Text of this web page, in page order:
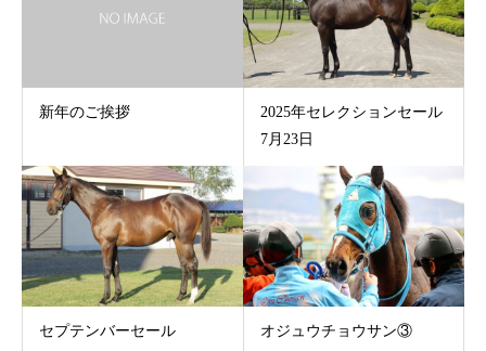
新年のご挨拶
2025年セレクションセール
7月23日
セプテンバーセール オジュウチョウサン③